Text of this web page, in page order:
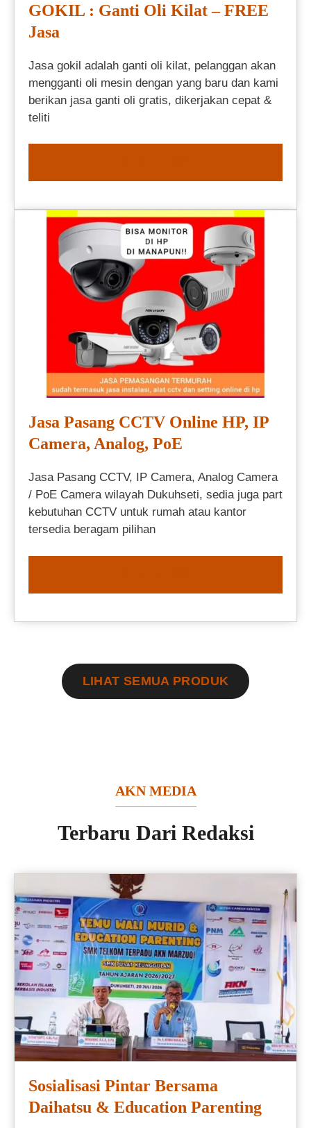
GOKIL : Ganti Oli Kilat – FREE
Jasa
Jasa gokil adalah ganti oli kilat, pelanggan akan
mengganti oli mesin dengan yang baru dan kami
berikan jasa ganti oli gratis, dikerjakan cepat &
teliti
Jasa Pasang CCTV Online HP, IP
Camera, Analog, PoE
Jasa Pasang CCTV, IP Camera, Analog Camera
/ PoE Camera wilayah Dukuhseti, sedia juga part
kebutuhan CCTV untuk rumah atau kantor
tersedia beragam pilihan
LIHAT SEMUA PRODUK
AKN MEDIA
Terbaru Dari Redaksi
Sosialisasi Pintar Bersama
Daihatsu & Education Parenting